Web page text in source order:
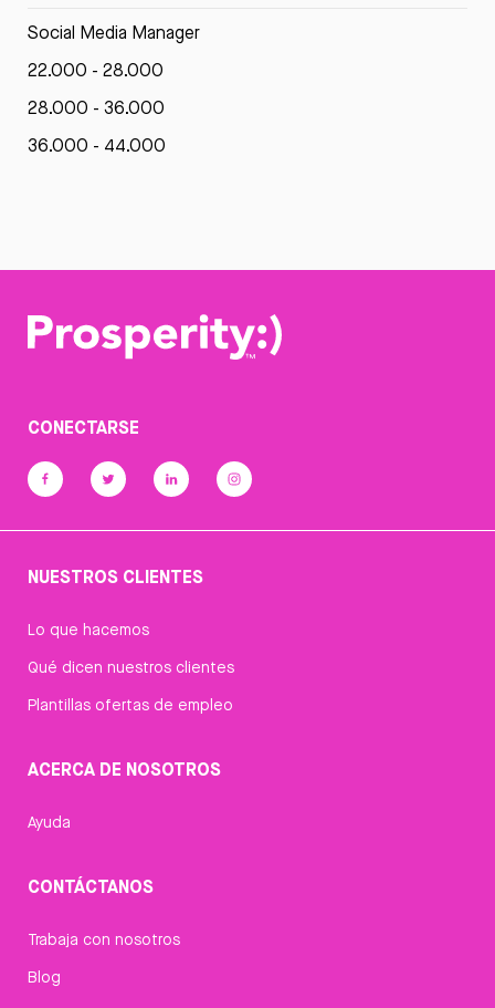
Social Media Manager
22.000 - 28.000
28.000 - 36.000
36.000 - 44.000
CONECTARSE
NUESTROS CLIENTES
Lo que hacemos
Qué dicen nuestros clientes
Plantillas ofertas de empleo
ACERCA DE NOSOTROS
Ayuda
CONTÁCTANOS
Trabaja con nosotros
Blog